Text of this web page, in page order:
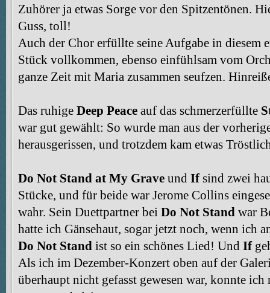
Zuhörer ja etwas Sorge vor den Spitzentönen.
Guss, toll!
Auch der Chor erfüllte seine Aufgabe in diesem
Stück vollkommen, ebenso einfühlsam vom
ganze Zeit mit Maria zusammen seufzen.
Das ruhige Deep Peace auf das schmerzerfüllte
war gut gewählt: So wurde man aus der
herausgerissen, und trotzdem kam etwas
Do Not Stand at My Grave und Ifsind zwei
Stücke, und für beide war Jerome Collins
wahr. Sein Duettpartner bei Do Not Stand war
hatte ich Gänsehaut, sogar jetzt noch, wenn ich
Do Not Stand ist so ein schönes Lied! Und If
Als ich im Dezember-Konzert oben auf der
überhaupt nicht gefasst gewesen war, konnte ich